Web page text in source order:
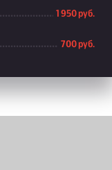
1 950 руб.
700 руб.